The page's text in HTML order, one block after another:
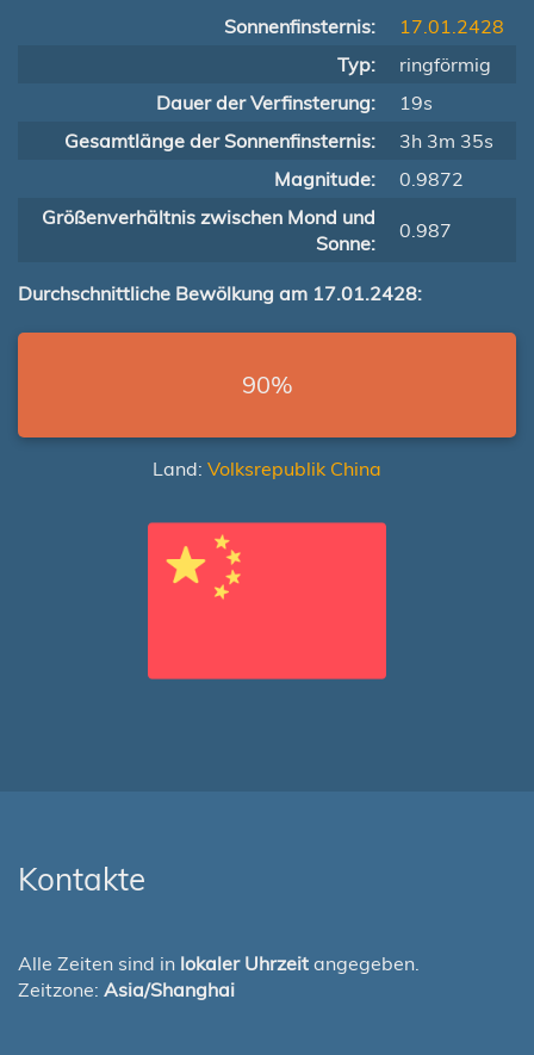
Sonnenfinsternis:
17.01.2428
Typ:
ringförmig
Dauer der Verfinsterung:
19s
Gesamtlänge der Sonnenfinsternis:
3h 3m 35s
Magnitude:
0.9872
Größenverhältnis zwischen Mond und
Sonne:
0.987
Durchschnittliche Bewölkung am 17.01.2428:
90%
Land: Volksrepublik China
Kontakte
Alle Zeiten sind in lokaler Uhrzeit angegeben.
Zeitzone: Asia/Shanghai